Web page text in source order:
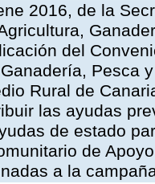
2016, de la
del
Pesca
Rural de
las ayudas
de estado
de
a la